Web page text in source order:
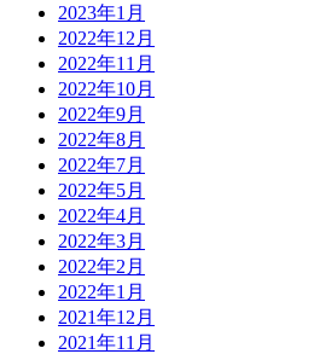
2023年1月
2022年12月
2022年11月
2022年10月
2022年9月
2022年8月
2022年7月
2022年5月
2022年4月
2022年3月
2022年2月
2022年1月
2021年12月
2021年11月